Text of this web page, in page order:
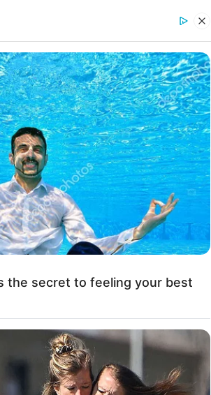
ότι
σε εσάς.
ΣΠΑΜΕ ΤΟ ΜΑΤΡΙΞ
the secret to feeling your best